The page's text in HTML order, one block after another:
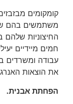
קומקומים
משתמשים בהם
החיצוניות
חמים מיידיים
עבודה ומשרדים
את הוצאות
הפחתת אבנית.